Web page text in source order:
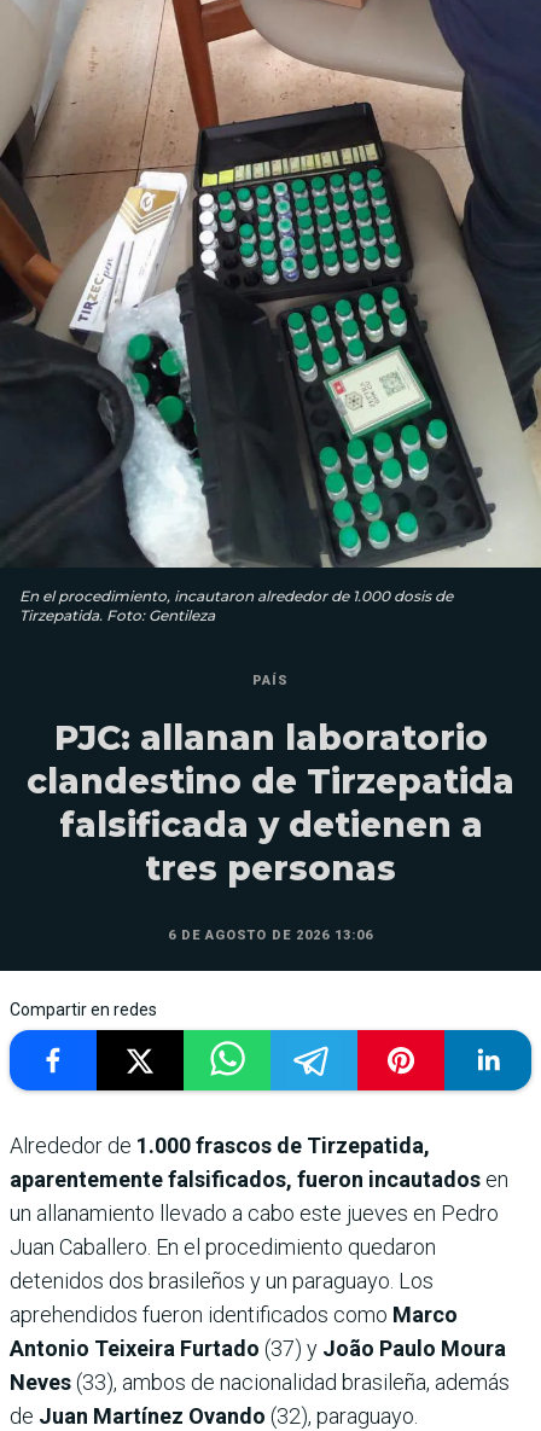
En el procedimiento, incautaron alrededor de 1.000 dosis de
Tirzepatida. Foto: Gentileza
PAÍS
PJC: allanan laboratorio
clandestino de Tirzepatida
falsificada y detienen a
tres personas
6 DE AGOSTO DE 2026 13:06
Compartir en redes
Alrededor de 1.000 frascos de Tirzepatida,
aparentemente falsificados, fueron incautados en
un allanamiento llevado a cabo este jueves en Pedro
Juan Caballero. En el procedimiento quedaron
detenidos dos brasileños y un paraguayo. Los
aprehendidos fueron identificados como Marco
Antonio Teixeira Furtado (37) y João Paulo Moura
Neves(33), ambos de nacionalidad brasileña, además
de Juan Martínez Ovando (32), paraguayo.